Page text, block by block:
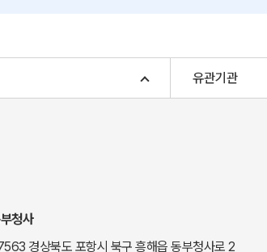
부동산중개보수 안내 조상 땅 찾기
)
도립예술단 공연소개 동락관
유관기관
청사
경상북도 포항시 북구 흥해읍 동부청사로 2